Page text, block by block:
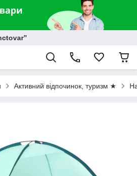
Активний відпочинок, туризм ★